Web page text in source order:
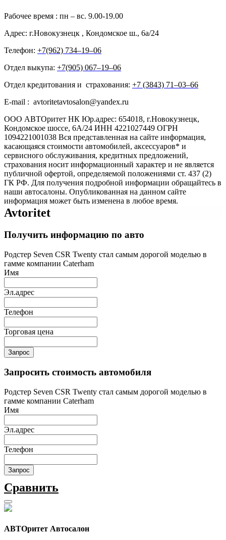
Рабочее время : пн – вс. 9.00-19.00
Адрес: г.Новокузнецк , Кондомское ш., 6а/24
Телефон: +7(962) 734‒19‒06
Отдел выкупа: +7(905) 067‒19‒06
Отдел кредитования и страхования: +7 (3843) 71‒03‒66
E-mail : avtoritetavtosalon@yandex.ru
ООО АВТОритет НК Юр.адрес: 654018, г.Новокузнецк,
Кондомское шоссе, 6А/24 ИНН 4221027449 ОГРН
1094221001038 Вся представленная на сайте информация,
касающаяся стоимости автомобилей, аксессуаров* и
сервисного обслуживания, кредитных предложений,
страхования носит информационный характер и не является
публичной офертой, определяемой положениями ст. 437 (2)
ГК РФ. Для получения подробной информации обращайтесь в
наши автосалоны. Опубликованная на данном сайте
информация может быть изменена в любое время.
Avtoritet
Получить информацию по авто
Родстер Seven CSR Twenty стал самым дорогой моделью в
гамме компании Caterham
Имя
Эл.адрес
Телефон
Торговая цена
Запрос
Запросить стоимость автомобиля
Родстер Seven CSR Twenty стал самым дорогой моделью в
гамме компании Caterham
Имя
Эл.адрес
Телефон
Запрос
Сравнить
АВТОритет Автосалон